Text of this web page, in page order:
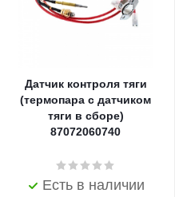
Датчик контроля тяги
(термопара с датчиком
тяги в сборе)
87072060740
Есть в наличии